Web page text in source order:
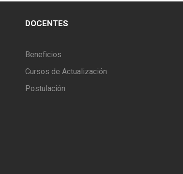
DOCENTES
Beneficios
Cursos de Actualización
Postulación